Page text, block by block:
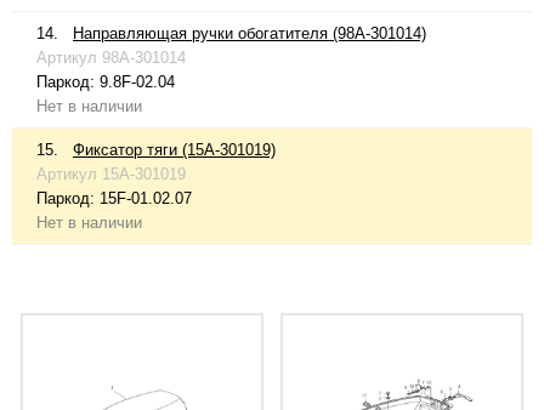
14.
Направляющая ручки обогатителя (98A-301014)
Артикул 98A-301014
Паркод: 9.8F-02.04
Нет в наличии
15.
Фиксатор тяги (15A-301019)
Артикул 15A-301019
Паркод: 15F-01.02.07
Нет в наличии